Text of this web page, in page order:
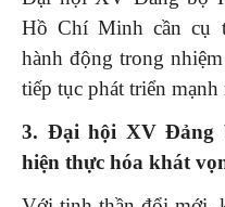
Hồ Chí Minh cần cụ
hành động trong
tiếp tục phát triển
3. Đại hội XV Đảng
hiện thực hóa khát